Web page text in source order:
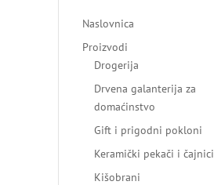
Naslovnica
Proizvodi
Drogerija
Drvena galanterija za
domaćinstvo
Gift i prigodni pokloni
Keramički pekači i čajnici
Kišobrani